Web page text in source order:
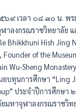
๙ เวลา ๐๘.๓๐ น. พร
ลงกรณราชวิทยาลัย แ
Bhikkhuni Hish Jing
Founder of the
Wu-Sheng
บทุนการศึกษา “Ling
ประจำปีการศึกษ
มหาจุฬาลงกรณราชวิท